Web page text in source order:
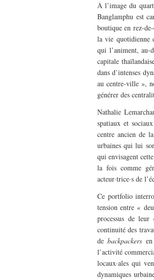
À l’image du
Banglamphu est
boutique en rez-
la vie quotidienne
qui l’animent, au-
capitale
dans d’intenses
au centre-ville »,
générer des
Nathalie
spatiaux et
centre ancien de
urbaines qui lui
qui envisagent
la fois comme
acteur·trice·s de
Ce portfolio
tension entre «
processus de
continuité des
debackpackers
l’activité
locaux·ales qui
dynamiques